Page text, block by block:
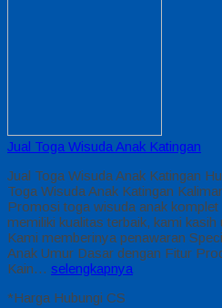
Jual Toga Wisuda Anak Katingan
Jual Toga Wisuda Anak Katingan
Toga Wisuda Anak Katingan
Promosi toga wisuda anak komplet
memiliki kualitas terbaik, kami
Kami memberinya penawaran
Anak Umur Dasar dengan Fitur
Kain… selengkapnya
*Harga Hubungi CS